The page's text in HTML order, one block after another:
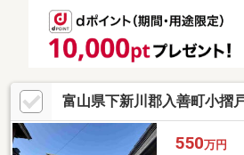
富山県下新川郡入善町小摺
550万円